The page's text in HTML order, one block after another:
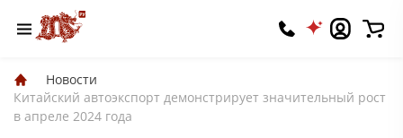
Новости
Китайский автоэкспорт демонстрирует значительный рост
в апреле 2024 года